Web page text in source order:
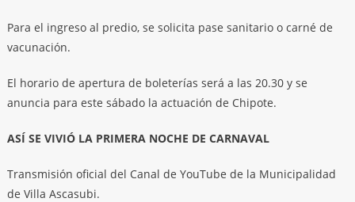
Para el ingreso al predio, se solicita pase sanitario o carné de
vacunación.
El horario de apertura de boleterías será a las 20.30 y se
anuncia para este sábado la actuación de Chipote.
ASÍ SE VIVIÓ LA PRIMERA NOCHE DE CARNAVAL
Transmisión oficial del Canal de YouTube de la Municipalidad
de Villa Ascasubi.